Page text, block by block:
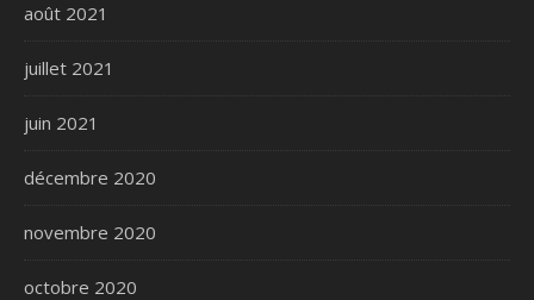
août 2021
juillet 2021
juin 2021
décembre 2020
novembre 2020
octobre 2020